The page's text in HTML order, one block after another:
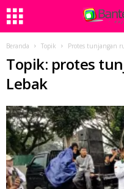
Beranda Topik Protes tunjangan
Topik: protes
Lebak